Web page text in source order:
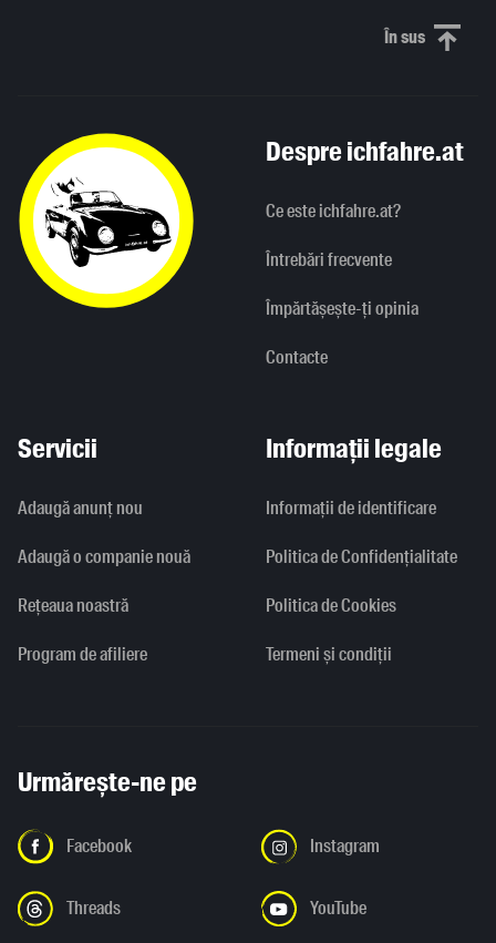
În susDerulați
Despre ichfahre.at
Ce este ichfahre.at?
Întrebări frecvente
Împărtășește-ți opinia
Contacte
Servicii
Adaugă anunț nou
Adaugă o companie nouă
Rețeaua noastră
Program de afiliere
Informații legale
Informaţii de identificare
Politica de Confidențialitate
Politica de Cookies
Termeni și condiții
Urmărește-ne pe
Facebook Instagram
Threads YouTube